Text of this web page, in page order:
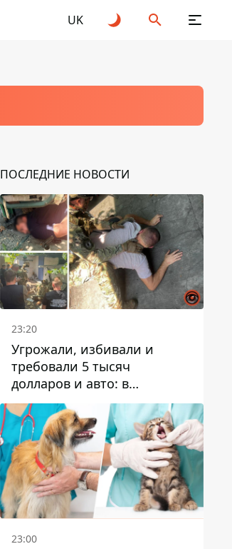
UK
ПОСЛЕДНИЕ НОВОСТИ
23:20
Угрожали, избивали и
требовали 5 тысяч
долларов и авто: в
Павлограде задержали двух
мужчин
23:00